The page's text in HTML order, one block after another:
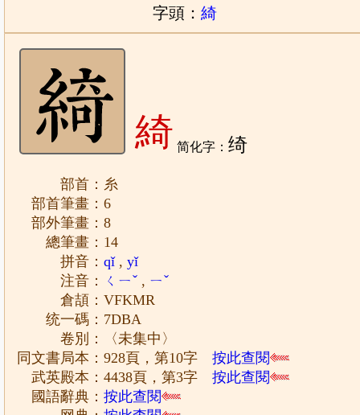
字頭： 綺
綺 简化字：绮
部首：糸
部首筆畫：6
部外筆畫：8
總筆畫：14
拼音：qǐ,yǐ
注音：
ㄑㄧˇ , ㄧˇ
倉頡：VFKMR
统一碼：7DBA
卷別：〈未集中〉
同文書局本：928頁，第10字按此查閱
武英殿本：4438頁，第3字按此查閱
國語辭典：按此查閱